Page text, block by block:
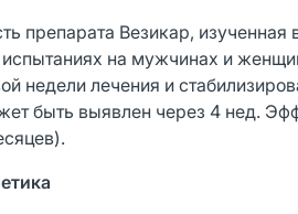
препарата Везикар,
испытаниях на мужчинах и
недели лечения и
быть выявлен через 4 нед.